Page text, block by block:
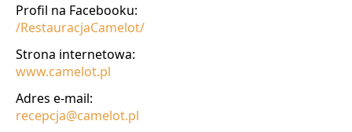
Profil na Facebooku:
/RestauracjaCamelot/
Strona internetowa:
www.camelot.pl
Adres e-mail:
recepcja@camelot.pl